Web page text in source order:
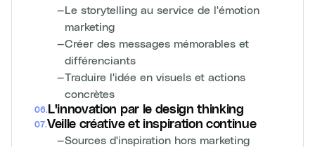
—Le storytelling au service de l'émotion
marketing
—Créer des messages mémorables et
différenciants
—Traduire l'idée en visuels et actions
concrètes
06. L'innovation par le design thinking
07.Veille créative et inspiration continue
—Sources d'inspiration hors marketing